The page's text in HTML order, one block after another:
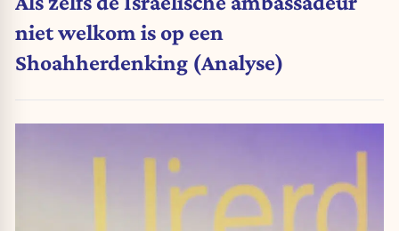
niet welkom is op een
Shoahherdenking (Analyse)